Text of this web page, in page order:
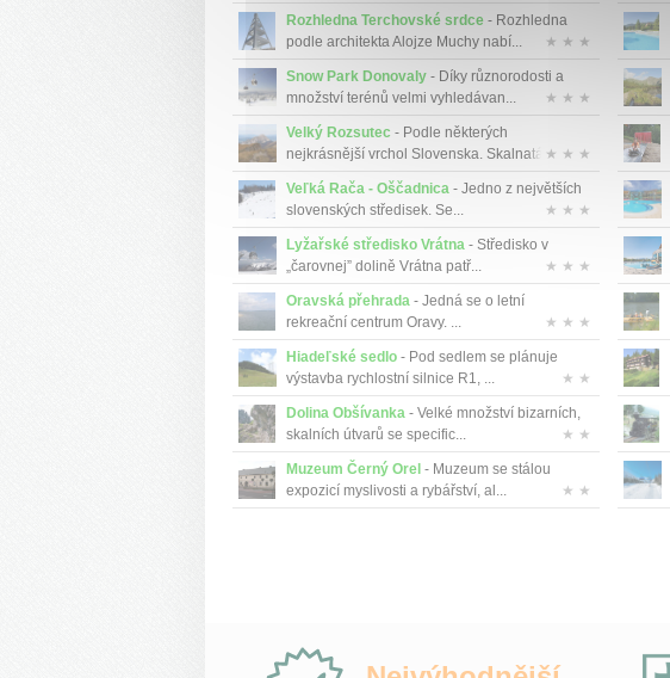
Rozhledna Terchovské srdce - Rozhledna
podle architekta Alojze Muchy nabí...
★ ★ ★
Snow Park Donovaly - Díky různorodosti a
množství terénů velmi vyhledávan...
★ ★ ★
Velký Rozsutec - Podle některých
nejkrásnější vrchol Slovenska. Skalnatá ...★ ★ ★
Veľká Rača - Oščadnica - Jedno z největších
slovenských středisek. Se...
★ ★ ★
Lyžařské středisko Vrátna - Středisko v
„čarovnej” dolině Vrátna patř...
★ ★ ★
Oravská přehrada - Jedná se o letní
rekreační centrum Oravy. ...
★ ★ ★
Hiadeľské sedlo - Pod sedlem se plánuje
výstavba rychlostní silnice R1, ...
★ ★
Dolina Obšívanka - Velké množství bizarních,
skalních útvarů se specific...
★ ★
Muzeum Černý Orel - Muzeum se stálou
expozicí myslivosti a rybářství, al...
★ ★
Proč